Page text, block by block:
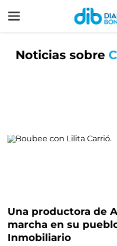
Noticias sobre
Una productora de
marcha en su
Inmobiliario